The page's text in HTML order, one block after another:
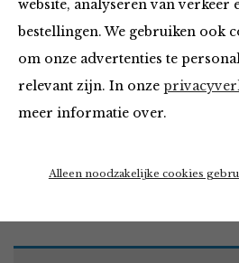
website, analyseren van verkeer
bestellingen. We gebruiken ook
om onze advertenties te
relevant zijn. In onze
meer informatie over.
Alleen noodzakelijke cookies
Must Haves
Home Winkel Accessoires